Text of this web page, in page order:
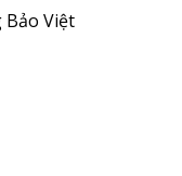
Bảo Việt